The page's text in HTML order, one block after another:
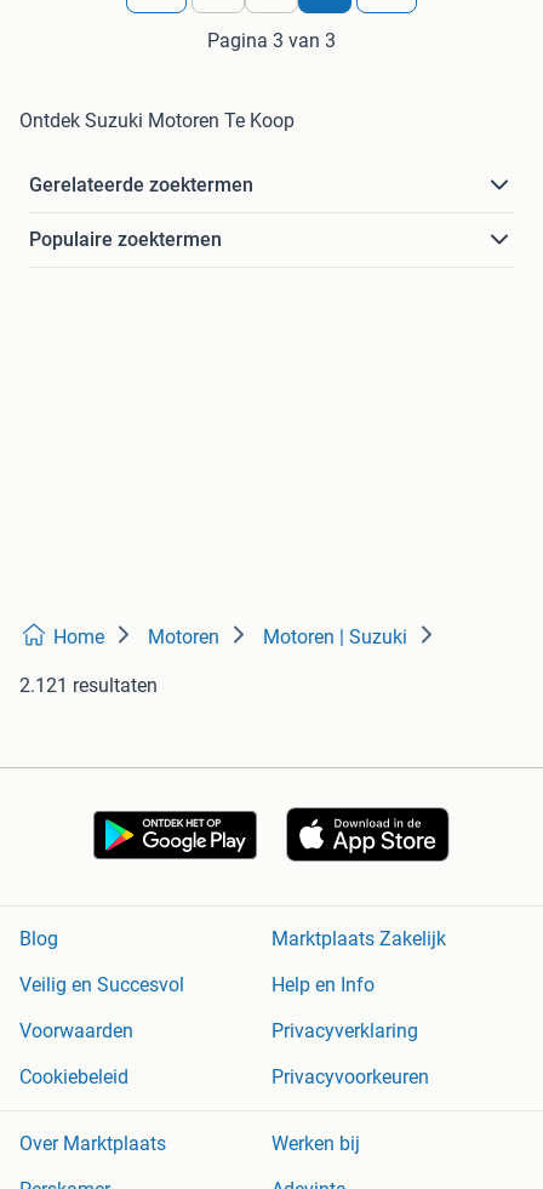
Pagina 3 van 3
Ontdek Suzuki Motoren Te Koop
Gerelateerde zoektermen
Populaire zoektermen
Home Motoren Motoren | Suzuki
2.121 resultaten
Blog
Marktplaats Zakelijk
Veilig en Succesvol
Help en Info
Voorwaarden
Privacyverklaring
Cookiebeleid
Privacyvoorkeuren
Over Marktplaats
Werken bij